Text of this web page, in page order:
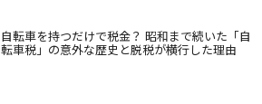
自転車を持つだけで税金？ 昭和まで続いた「自
転車税」の意外な歴史と脱税が横行した理由